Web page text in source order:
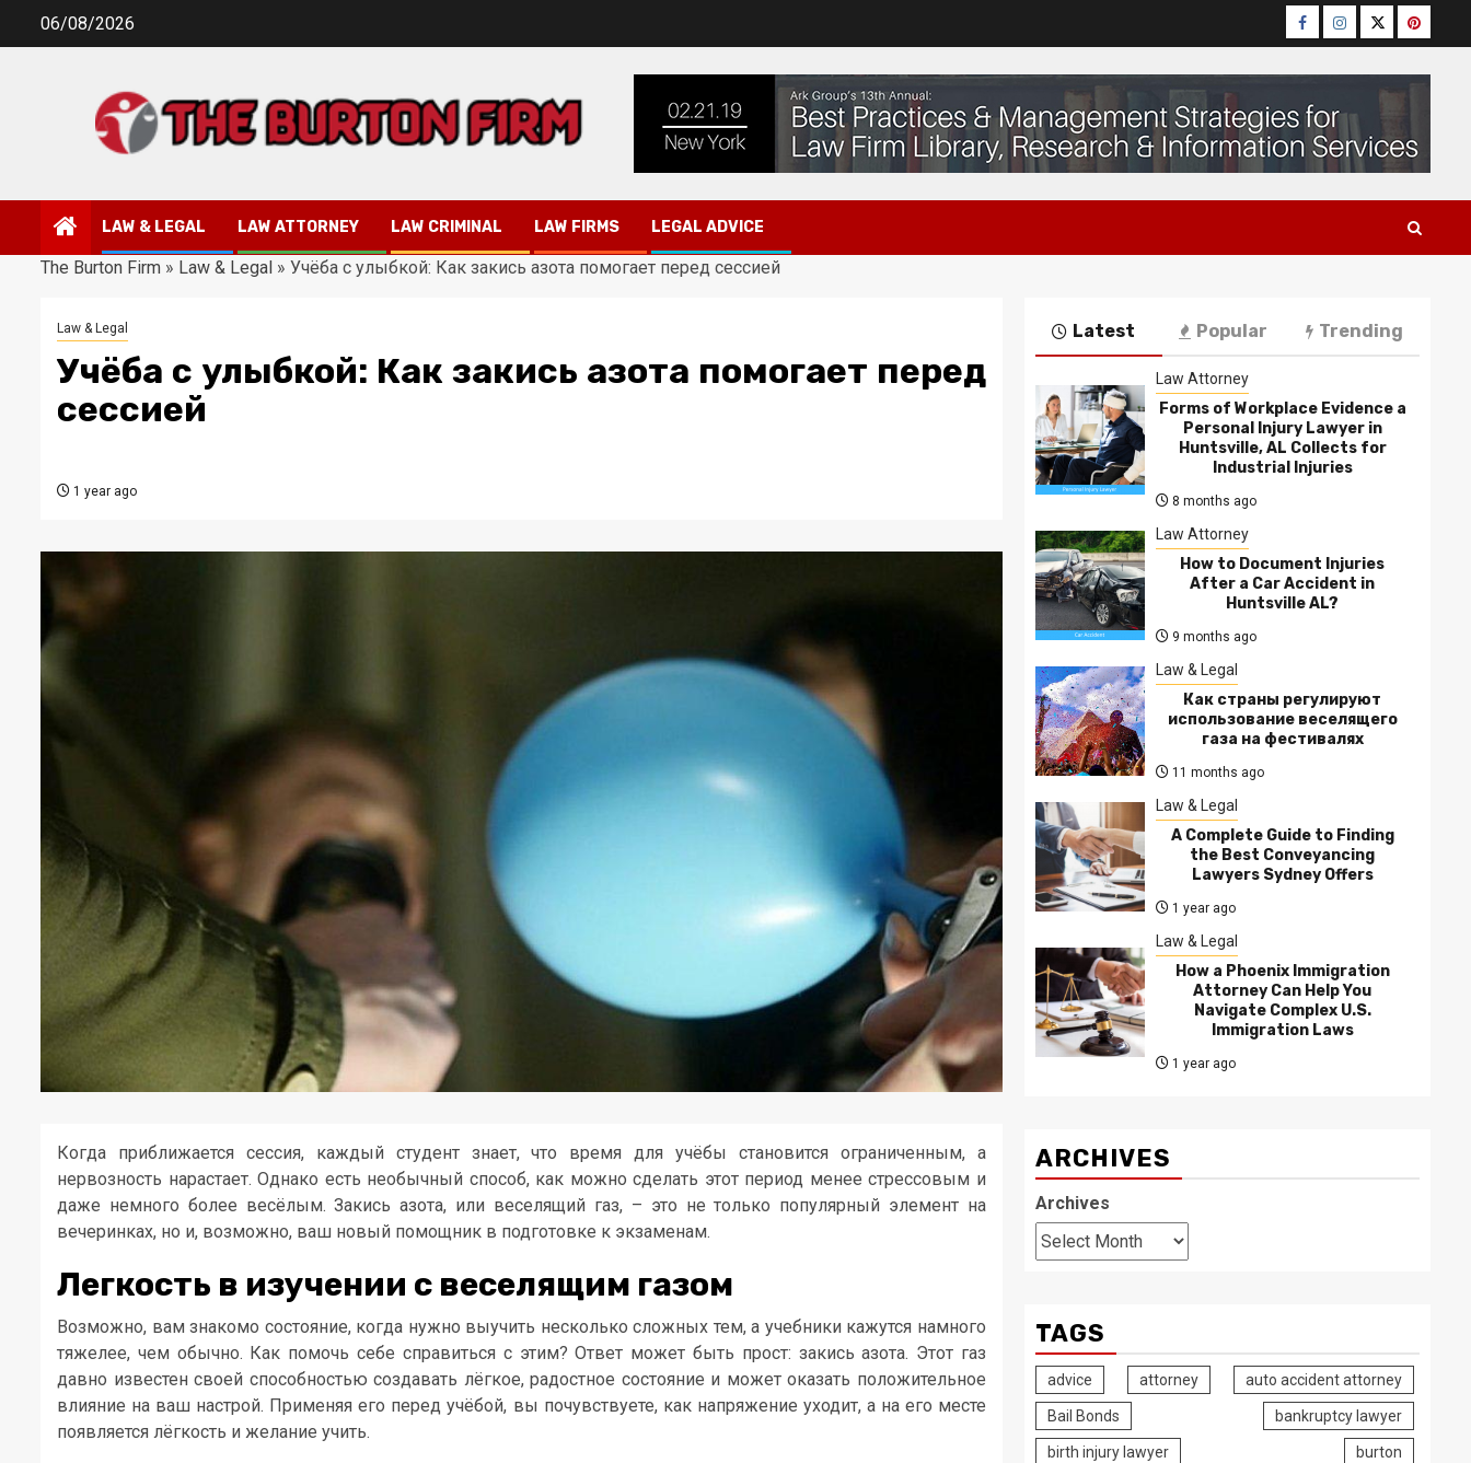
06/08/2026 Facebook
Instagram
Twitter
LAW & LEGAL LAW ATTORNEY LAW CRIMINAL LAW FIRMS LEGAL ADVICE
The Burton Firm » Law & Legal » Учёба с улыбкой: Как закись азота помогает перед сессией
Law & Legal
Учёба с улыбкой: Как закись азота помогает перед
сессией
1 year ago
Когда приближается сессия, каждый студент знает, что время для учёбы становится ограниченным, а
нервозность нарастает. Однако есть необычный способ, как можно сделать этот период менее стрессовым и
даже немного более весёлым. Закись азота, или веселящий газ, – это не только популярный элемент на
вечеринках, но и, возможно, ваш новый помощник в подготовке к экзаменам.
Легкость в изучении с веселящим газом
Возможно, вам знакомо состояние, когда нужно выучить несколько сложных тем, а учебники кажутся намного
тяжелее, чем обычно. Как помочь себе справиться с этим? Ответ может быть прост: закись азота. Этот газ
давно известен своей способностью создавать лёгкое, радостное состояние и может оказать положительное
влияние на ваш настрой. Применяя его перед учёбой, вы почувствуете, как напряжение уходит, а на его месте
появляется лёгкость и желание учить.
Latest Popular Trending
Law Attorney
Forms of Workplace Evidence a
Personal Injury Lawyer in
Huntsville, AL Collects for
Industrial Injuries
8 months ago
Law Attorney
How to Document Injuries
After a Car Accident in
Huntsville AL?
9 months ago
Law & Legal
Как страны регулируют
использование веселящего
газа на фестивалях
11 months ago
Law & Legal
A Complete Guide to Finding
the Best Conveyancing
Lawyers Sydney Offers
1 year ago
Law & Legal
How a Phoenix Immigration
Attorney Can Help You
Navigate Complex U.S.
Immigration Laws
1 year ago
ARCHIVES
Archives
TAGS
advice attorney auto accident attorney
Bail Bonds bankruptcy lawyer
birth injury lawyer burton